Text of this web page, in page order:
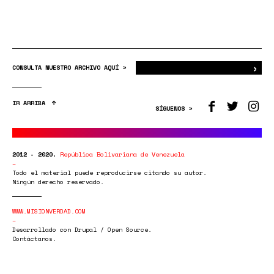
CONSULTA NUESTRO ARCHIVO AQUÍ > ›
IR ARRIBA
SÍGUENOS >
2012 - 2020. República Bolivariana de Venezuela
Todo el material puede reproducirse citando su autor.
Ningún derecho reservado.
WWW.MISIONVERDAD.COM
Desarrollado con Drupal / Open Source.
Contáctanos.